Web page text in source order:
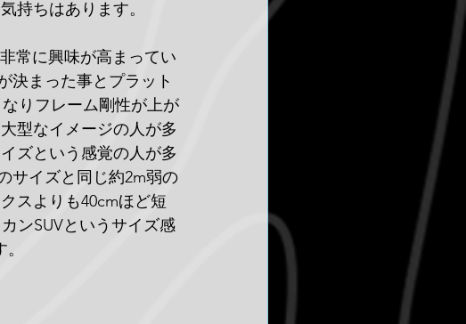
持ちはあります。
常に興味が高まってい
決まった事とプラット
りフレーム剛性が上が
型なイメージの人が多
ズという感覚の人が多
サイズと同じ約2m弱の
スよりも40cmほど短
ンSUVというサイズ感